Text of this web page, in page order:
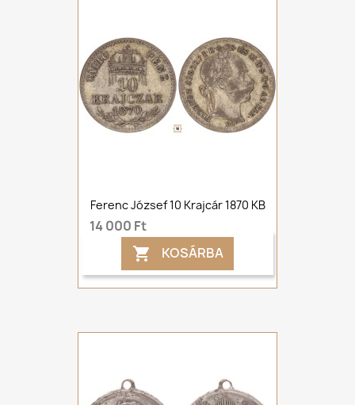
Ferenc József 10 Krajcár 1870 KB
14 000 Ft
 KOSÁRBA